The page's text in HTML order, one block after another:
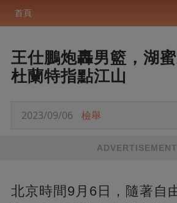
首頁
王仕鵬炮轟男籃，湖蜜
杜蘭特指點江山
2023/09/06 檢舉
ADVERTISEMENT
北京時間9月6日，隨著自